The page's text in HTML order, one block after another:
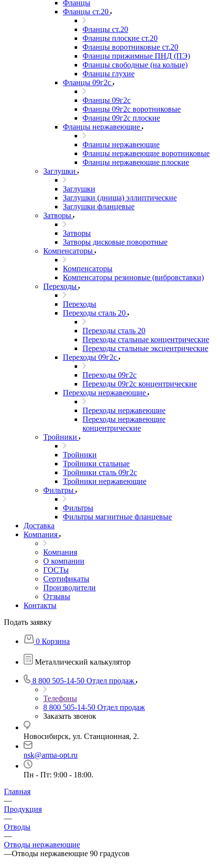
Фланцы
Фланцы ст.20
Фланцы ст.20
Фланцы плоские ст.20
Фланцы воротниковые ст.20
Фланцы прижимные ПНД (ПЭ)
Фланцы свободные (на кольце)
Фланцы глухие
Фланцы 09г2с
Фланцы 09г2с
Фланцы 09г2с воротниковые
Фланцы 09г2с плоские
Фланцы нержавеющие
Фланцы нержавеющие
Фланцы нержавеющие воротниковые
Фланцы нержавеющие плоские
Заглушки
Заглушки
Заглушки (днища) эллиптические
Заглушки фланцевые
Затворы
Затворы
Затворы дисковые поворотные
Компенсаторы
Компенсаторы
Компенсаторы резиновые (вибровставки)
Переходы
Переходы
Переходы сталь 20
Переходы сталь 20
Переходы стальные концентрические
Переходы стальные эксцентрические
Переходы 09г2с
Переходы 09г2с
Переходы 09г2с концентрические
Переходы нержавеющие
Переходы нержавеющие
Переходы нержавеющие
концентрические
Тройники
Тройники
Тройники стальные
Тройники сталь 09г2с
Тройники нержавеющие
Фильтры
Фильтры
Фильтры магнитные фланцевые
Доставка
Компания
Компания
О компании
ГОСТы
Сертификаты
Производители
Отзывы
Контакты
Подать заявку
0 Корзина
Металлический калькулятор
8 800 505-14-50 Отдел продаж
Телефоны
8 800 505-14-50 Отдел продаж
Заказать звонок
Новосибирск, ул. Станционная, 2.
nsk@arma-opt.ru
Пн - Пт: 9:00 - 18:00.
Главная
—
Продукция
—
Отводы
—
Отводы нержавеющие
—Отводы нержавеющие 90 градусов